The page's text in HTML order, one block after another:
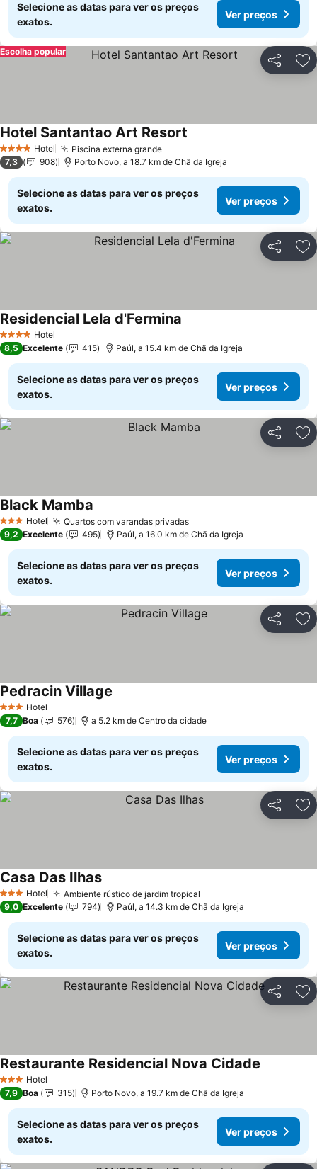
Selecione as datas para ver os preços
exatos.
Ver preços
Partilhar
Escolha popular
4 EstrelasHotel Piscina externa grande
Hotel Santantao Art Resort
7,3 908 Porto Novo, a 18.7 km de Chã da Igreja
Selecione as datas para ver os preços
exatos.
Ver preços
Partilhar
4 EstrelasHotel
Residencial Lela d'Fermina
8,5 Excelente 415 Paúl, a 15.4 km de Chã da Igreja
Selecione as datas para ver os preços
exatos.
Ver preços
Partilhar
3 EstrelasHotel Quartos com varandas privadas
Black Mamba
9,2 Excelente 495 Paúl, a 16.0 km de Chã da Igreja
Selecione as datas para ver os preços
exatos.
Ver preços
Partilhar
3 EstrelasHotel
Pedracin Village
7,7 Boa 576 a 5.2 km de Centro da cidade
Selecione as datas para ver os preços
exatos.
Ver preços
Partilhar
3 EstrelasHotel Ambiente rústico de jardim tropical
Casa Das Ilhas
9,0 Excelente 794 Paúl, a 14.3 km de Chã da Igreja
Selecione as datas para ver os preços
exatos.
Ver preços
Partilhar
3 EstrelasHotel
Restaurante Residencial Nova Cidade
7,9 Boa 315 Porto Novo, a 19.7 km de Chã da Igreja
Selecione as datas para ver os preços
exatos.
Ver preços